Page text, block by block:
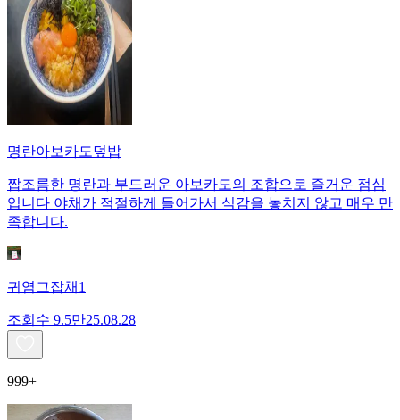
명란아보카도덮밥
짭조름한 명란과 부드러운 아보카도의 조합으로 즐거운 점심
입니다 야채가 적절하게 들어가서 식감을 놓치지 않고 매우 만
족합니다.
귀염그잡채1
조회수 9.5만25.08.28
999+